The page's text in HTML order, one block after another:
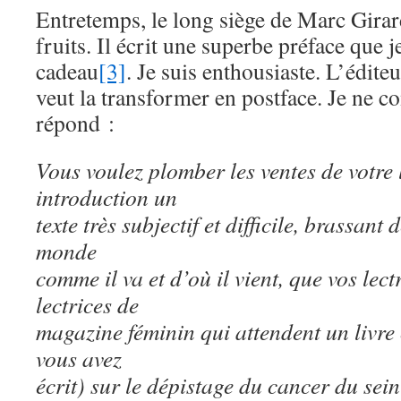
Entretemps, le long siège de Marc
fruits. Il écrit une superbe préface que
cadeau[3]. Je suis enthousiaste.
veut la transformer en postface. Je ne
répond :
Vous voulez plomber les ventes de
introduction un
texte très subjectif et difficile, brassant
monde
comme il va et d’où il vient, que vos
lectrices de
magazine féminin qui attendent un
vous avez
écrit) sur le dépistage du cancer du